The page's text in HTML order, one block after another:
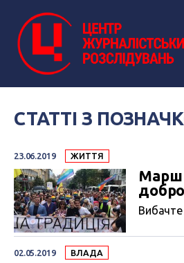
СТАТТІ З
23.06.2019 ЖИТТЯ
Марш
Вибачте
02.05.2019 ВЛАДА